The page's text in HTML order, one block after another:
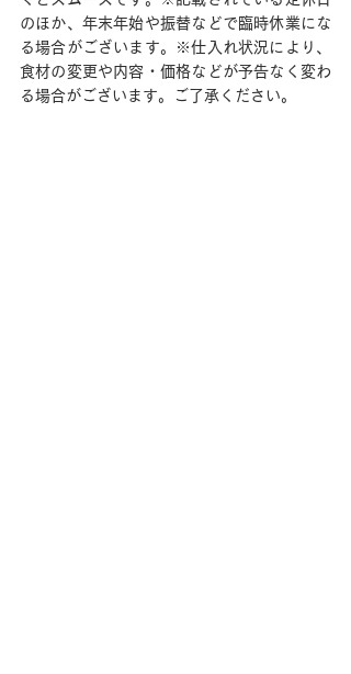
のほか、年末年始や振替などで臨時休業にな
る場合がございます。※仕入れ状況により、
食材の変更や内容・価格などが予告なく変わ
る場合がございます。ご了承ください。